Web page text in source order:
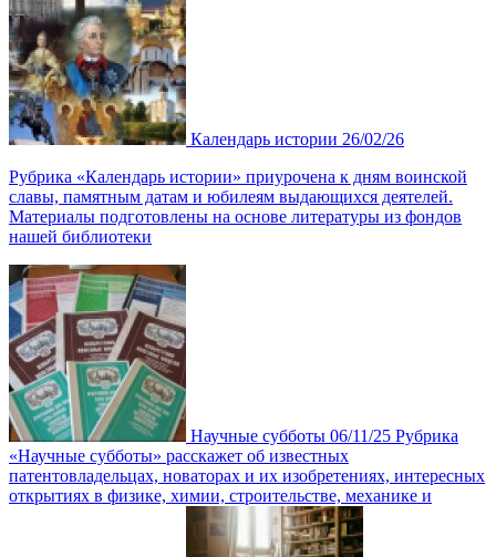
Календарь истории 26/02/26
Рубрика «Календарь истории» приурочена к дням воинской
славы, памятным датам и юбилеям выдающихся деятелей.
Материалы подготовлены на основе литературы из фондов
нашей библиотеки
Научные субботы 06/11/25 Рубрика
«Научные субботы» расскажет об известных
патентовладельцах, новаторах и их изобретениях, интересных
открытиях в физике, химии, строительстве, механике и